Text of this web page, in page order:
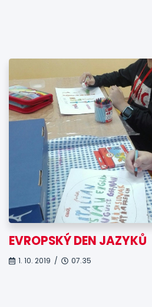
EVROPSKÝ DEN JAZYKŮ
1. 10. 2019 / 07.35